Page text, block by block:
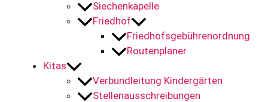
Siechenkapelle
Friedhof
Friedhofsgebührenordnung
Routenplaner
Kitas
Verbundleitung Kindergärten
Stellenausschreibungen